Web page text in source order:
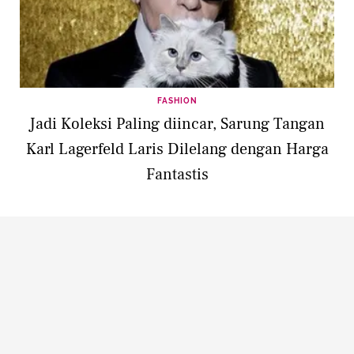
FASHION
Jadi Koleksi Paling diincar, Sarung Tangan
Karl Lagerfeld Laris Dilelang dengan Harga
Fantastis